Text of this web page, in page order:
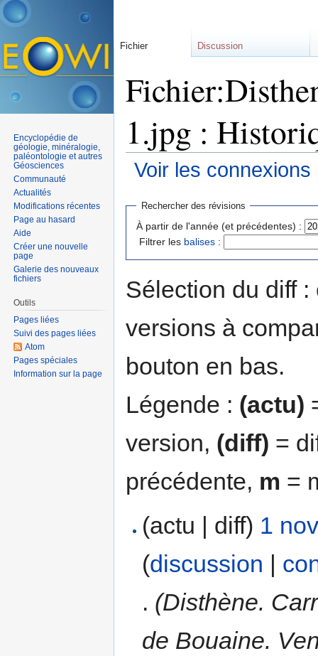
1.jpg :
Voir les
Rechercher des révisions
À partir de l'année (et précédentes) :
Filtrer les balises :
Sélection du diff
versions à
bouton en bas.
Légende : (actu)
version, (diff) =
précédente, m =
(actu | diff) 1
(discussion |
. (Disthène.
de Bouaine.
Fichier Discussion
Encyclopédie de
géologie, minéralogie,
paléontologie et autres
Géosciences
Communauté
Actualités
Modifications récentes
Page au hasard
Aide
Créer une nouvelle
page
Galerie des nouveaux
fichiers
Outils
Pages liées
Suivi des pages liées
Atom
Pages spéciales
Information sur la page